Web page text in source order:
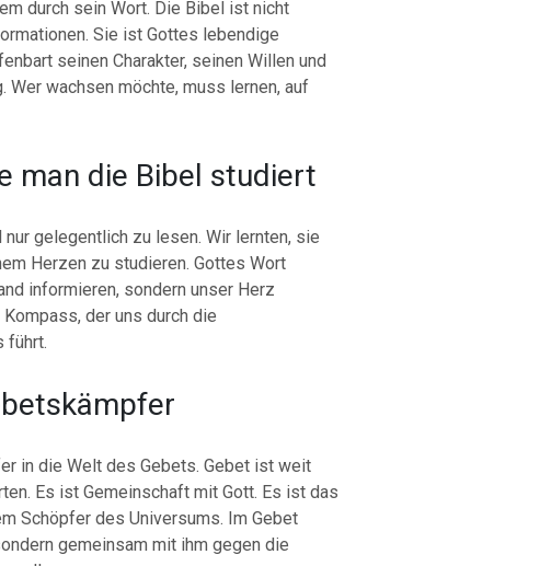
durch sein Wort. Die Bibel ist nicht
Sie ist Gottes lebendige
seinen Charakter, seinen Willen und
Wer wachsen möchte, muss lernen, auf
man die Bibel studiert
gelegentlich zu lesen. Wir lernten, sie
Herzen zu studieren. Gottes Wort
informieren, sondern unser Herz
der uns durch die
führt.
in die Welt des Gebets. Gebet ist weit
Es ist Gemeinschaft mit Gott. Es ist das
Schöpfer des Universums. Im Gebet
gemeinsam mit ihm gegen die